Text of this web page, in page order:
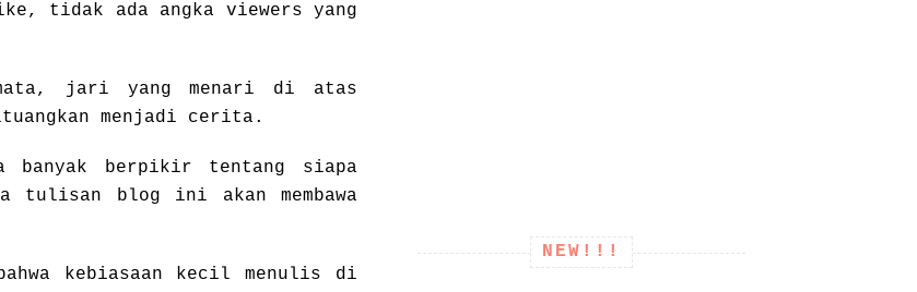
tidak ada angka viewers yang
jari yang menari di atas
menjadi cerita.
banyak berpikir tentang siapa
tulisan blog ini akan membawa
kebiasaan kecil menulis di
NEW!!!